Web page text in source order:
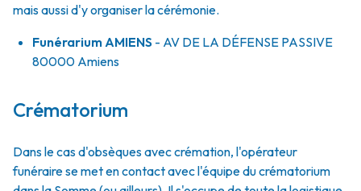
mais aussi d'y organiser la cérémonie.
FunérariumAMIENS - AV DE LA DÉFENSE PASSIVE
80000 Amiens
Crématorium
Dans le cas d'obsèques avec crémation, l'opérateur
funéraire se met en contact avec l'équipe du crématorium